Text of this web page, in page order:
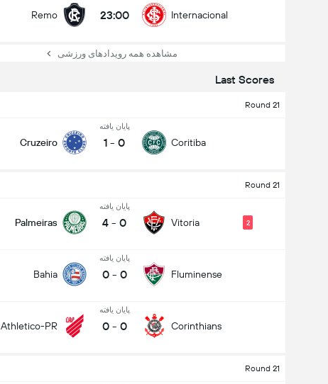
Internacional
23:00
Remo
مشاهده همه رویدادهای ورزشی
Last Scores
Round 21
Coritiba
پایان یافته
0
-
1
Cruzeiro
Round 21
Vitoria 2
پایان یافته
0
-
4
Palmeiras
Fluminense
پایان یافته
0
-
0
Bahia
Corinthians
پایان یافته
0
-
0
Athletico-PR
Round 21